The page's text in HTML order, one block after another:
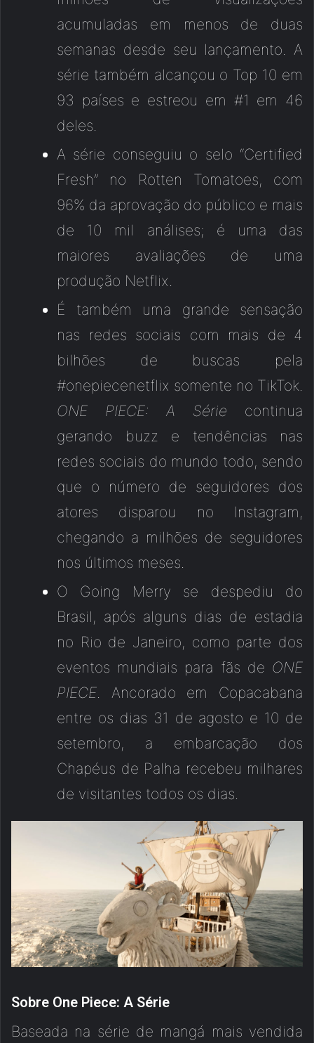
acumuladas em menos de duas
semanas desde seu lançamento. A
série também alcançou o Top 10 em
93 países e estreou em #1 em 46
deles.
A série conseguiu o selo “Certified
Fresh” no Rotten Tomatoes, com
96% da aprovação do público e mais
de 10 mil análises; é uma das
maiores avaliações de uma
produção Netflix.
É também uma grande sensação
nas redes sociais com mais de 4
bilhões de buscas pela
#onepiecenetflix somente no TikTok.
ONE PIECE: A Série continua
gerando buzz e tendências nas
redes sociais do mundo todo, sendo
que o número de seguidores dos
atores disparou no Instagram,
chegando a milhões de seguidores
nos últimos meses.
O Going Merry se despediu do
Brasil, após alguns dias de estadia
no Rio de Janeiro, como parte dos
eventos mundiais para fãs de ONE
PIECE. Ancorado em Copacabana
entre os dias 31 de agosto e 10 de
setembro, a embarcação dos
Chapéus de Palha recebeu milhares
de visitantes todos os dias.
Sobre One Piece: A Série
Baseada na série de mangá mais vendida